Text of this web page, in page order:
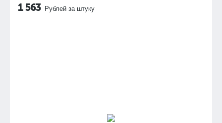
1 563 Рублей за штуку